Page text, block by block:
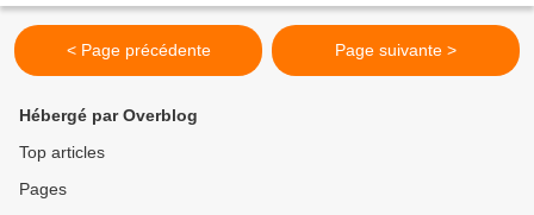
< Page précédente Page suivante >
Hébergé par Overblog
Top articles
Pages